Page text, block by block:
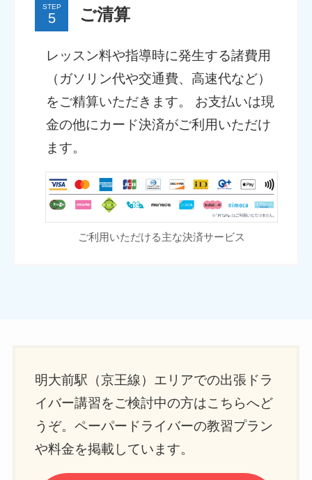
STEP ご清算
レッスン料や指導時に発生する諸費用
（ガソリン代や交通費、高速代など）
をご精算いただきます。 お支払いは現
金の他にカード決済がご利用いただけ
ます。
ご利用いただける主な決済サービス
明大前駅（京王線）エリアでの出張ドラ
イバー講習をご検討中の方はこちらへど
うぞ。ペーパードライバーの教習プラン
や料金を掲載しています。